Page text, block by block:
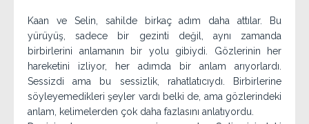
Kaan ve Selin, sahilde birkaç adım daha attılar. Bu
yürüyüş, sadece bir gezinti değil, aynı zamanda
birbirlerini anlamanın bir yolu gibiydi. Gözlerinin her
hareketini izliyor, her adımda bir anlam arıyorlardı.
Sessizdi ama bu sessizlik, rahatlatıcıydı. Birbirlerine
söyleyemedikleri şeyler vardı belki de, ama gözlerindeki
anlam, kelimelerden çok daha fazlasını anlatıyordu.